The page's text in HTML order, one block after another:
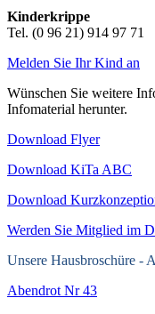
Kinderkrippe
Tel. (0 96 21) 914 97 71
Melden Sie Ihr Kind an
Wünschen Sie weitere
Infomaterial herunter.
Download Flyer
Download KiTa ABC
Download
Werden Sie Mitglied im
Unsere Hausbroschüre -
Abendrot Nr 43